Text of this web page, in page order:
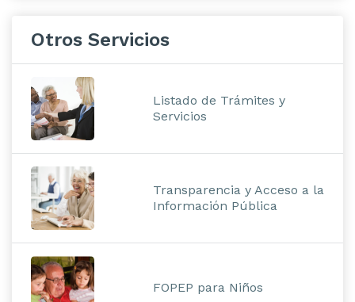
Otros Servicios
Listado de Trámites y
Servicios
Transparencia y Acceso a la
Información Pública
FOPEP para Niños